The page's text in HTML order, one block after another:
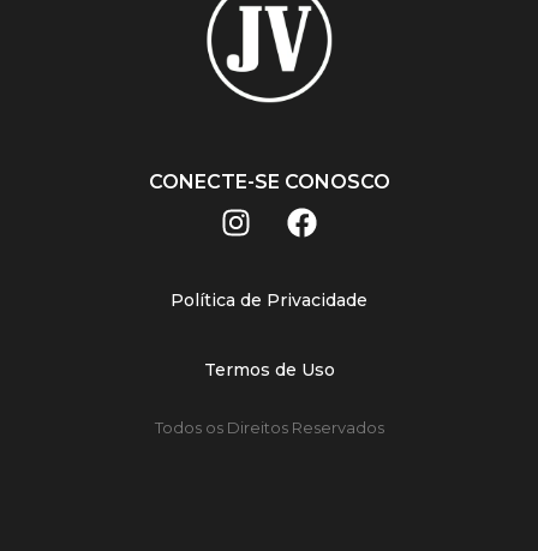
CONECTE-SE CONOSCO
Política de Privacidade
Termos de Uso
Todos os Direitos Reservados